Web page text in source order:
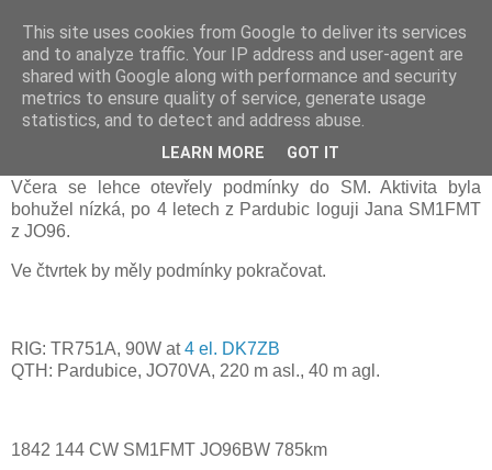
Prdec - Pardubice Hradec
Tropo podmínky od 24. 10. 2021
Včera se lehce otevřely podmínky do SM. Aktivita byla
bohužel nízká, po 4 letech z Pardubic loguji Jana SM1FMT
z JO96.
Ve čtvrtek by měly podmínky pokračovat.
RIG: TR751A, 90W at4 el. DK7ZB
QTH: Pardubice, JO70VA, 220 m asl., 40 m agl.
1842 144 CW SM1FMT JO96BW 785km
This site uses cookies from Google to deliver its services
and to analyze traffic. Your IP address and user-agent are
shared with Google along with performance and security
metrics to ensure quality of service, generate usage
statistics, and to detect and address abuse.
LEARN MORE GOT IT